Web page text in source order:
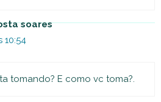
soares
tomando? E como vc toma?.